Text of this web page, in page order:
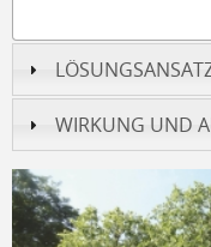
WIRKUNG UND